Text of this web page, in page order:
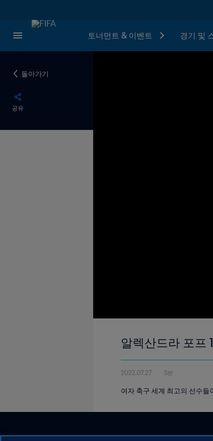
토너먼트 & 이벤트 경기 및
돌아가기
공유
알렉산드라 포프
2022.07.27 3분
여자 축구 세계 최고의 선수